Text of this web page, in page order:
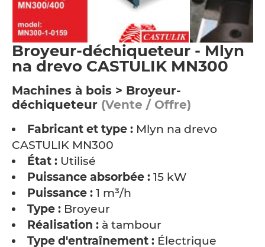
Broyeur-déchiqueteur - Mlyn
na drevo CASTULIK MN300
Machines à bois > Broyeur-
déchiqueteur (Vente / Offre)
Fabricant et type : Mlyn na drevo
CASTULIK MN300
État : Utilisé
Puissance absorbée : 15 kW
Puissance : 1 m³/h
Type : Broyeur
Réalisation : à tambour
Type d'entraînement : Électrique